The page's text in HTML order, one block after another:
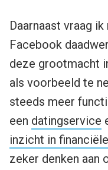
Daarnaast vraag
Facebook
deze grootmacht
als voorbeeld te
steeds meer
een datingservice
inzicht in
zeker denken aan